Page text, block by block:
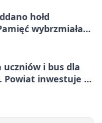
hołd
wybrzmiała
uczniów i bus dla
Powiat inwestuje w